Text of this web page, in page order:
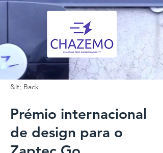
&lt; Back
Prémio internacional
de design para o